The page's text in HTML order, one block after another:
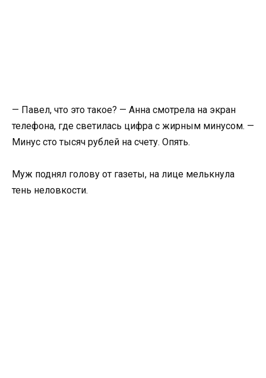
— Павел, что это такое? — Анна смотрела на экран
телефона, где светилась цифра с жирным минусом. —
Минус сто тысяч рублей на счету. Опять.
Муж поднял голову от газеты, на лице мелькнула
тень неловкости.